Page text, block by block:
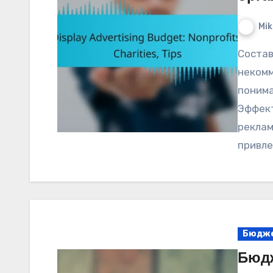
Составление бюджета для интернет-рекламы